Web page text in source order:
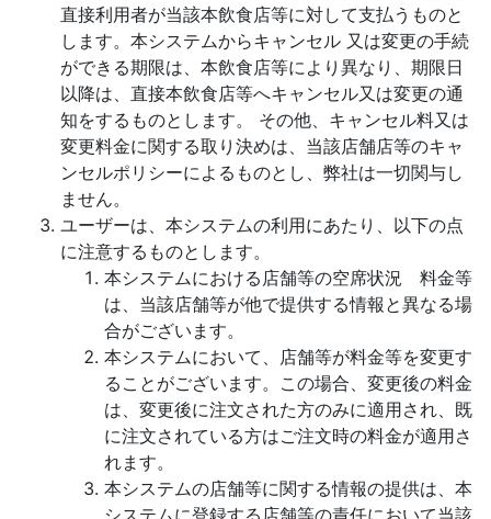
直接利用者が当該本飲食店等に対して支払うものと
します。本システムからキャンセル 又は変更の手続
ができる期限は、本飲食店等により異なり、期限日
以降は、直接本飲食店等へキャンセル又は変更の通
知をするものとします。 その他、キャンセル料又は
変更料金に関する取り決めは、当該店舗店等のキャ
ンセルポリシーによるものとし、弊社は一切関与し
ません。
ユーザーは、本システムの利用にあたり、以下の点
に注意するものとします。
本システムにおける店舗等の空席状況 料金等
は、当該店舗等が他で提供する情報と異なる場
合がございます。
本システムにおいて、店舗等が料金等を変更す
ることがございます。この場合、変更後の料金
は、変更後に注文された方のみに適用され、既
に注文されている方はご注文時の料金が適用さ
れます。
本システムの店舗等に関する情報の提供は、本
システムに登録する店舗等の責任において当該